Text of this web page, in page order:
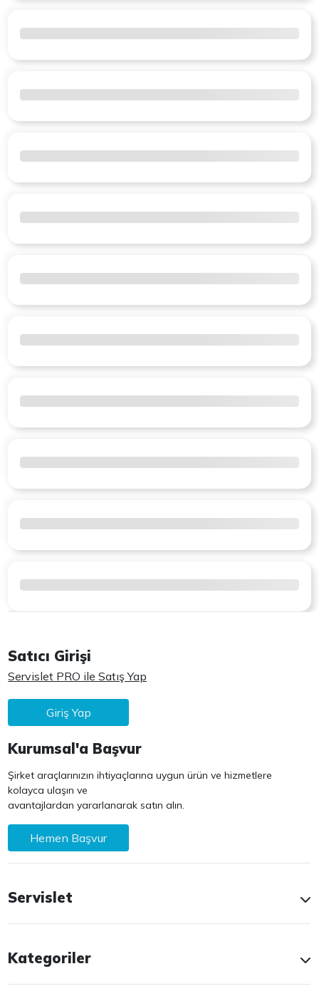
Satıcı Girişi
Servislet PRO ile Satış Yap
Giriş Yap
Kurumsal'a Başvur
Şirket araçlarınızın ihtiyaçlarına uygun ürün ve hizmetlere
kolayca ulaşın ve
avantajlardan yararlanarak satın alın.
Hemen Başvur
Servislet
Kategoriler